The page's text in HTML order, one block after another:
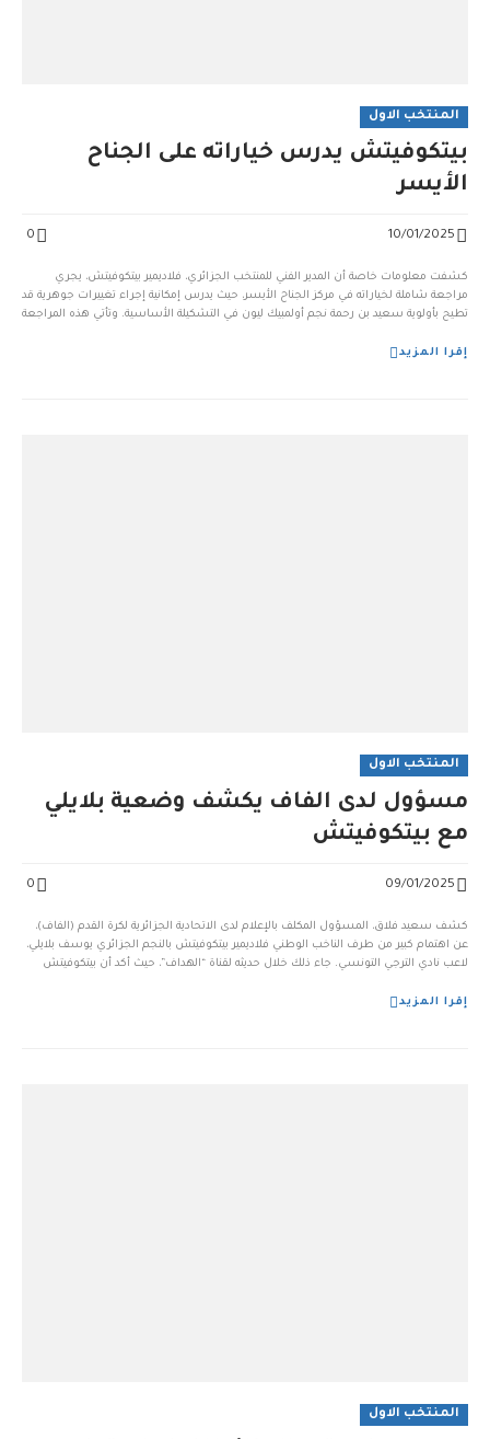
المنتخب الاول
بيتكوفيتش يدرس خياراته على الجناح
الأيسر
10/01/2025
0
كشفت معلومات خاصة أن المدير الفني للمنتخب الجزائري، فلاديمير بيتكوفيتش، يجري
مراجعة شاملة لخياراته في مركز الجناح الأيسر، حيث يدرس إمكانية إجراء تغييرات جوهرية قد
تطيح بأولوية سعيد بن رحمة نجم أولمبيك ليون في التشكيلة الأساسية. وتأتي هذه المراجعة
أمام ليبيريا،...
إقرا المزيد
المنتخب الاول
مسؤول لدى الفاف يكشف وضعية بلايلي
مع بيتكوفيتش
09/01/2025
0
كشف سعيد فلاق، المسؤول المكلف بالإعلام لدى الاتحادية الجزائرية لكرة القدم (الفاف)،
عن اهتمام كبير من طرف الناخب الوطني فلاديمير بيتكوفيتش بالنجم الجزائري يوسف بلايلي،
لاعب نادي الترجي التونسي. جاء ذلك خلال حديثه لقناة “الهداف”، حيث أكد أن بيتكوفيتش
إقرا المزيد
المنتخب الاول